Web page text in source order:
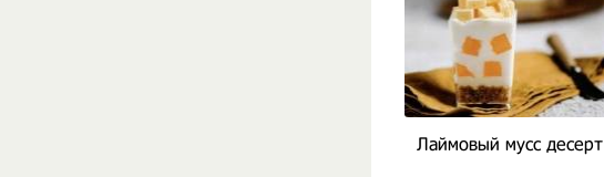
Лаймовый мусс десерт